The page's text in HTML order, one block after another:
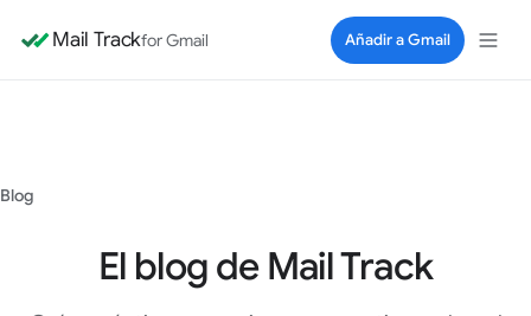
Mail Trackfor Gmail Añadir a Gmail
Blog
El blog de Mail Track